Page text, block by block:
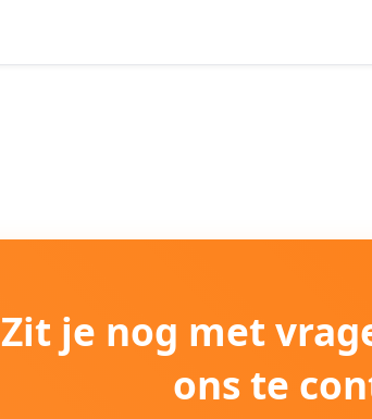
Zit je nog met
ons te